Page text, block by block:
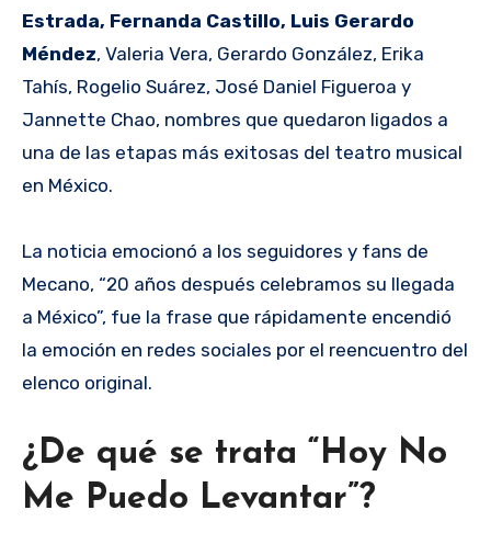
Estrada, Fernanda Castillo, Luis Gerardo
Méndez, Valeria Vera, Gerardo González, Erika
Tahís, Rogelio Suárez, José Daniel Figueroa y
Jannette Chao, nombres que quedaron ligados a
una de las etapas más exitosas del teatro musical
en México.
La noticia emocionó a los seguidores y fans de
Mecano, “20 años después celebramos su llegada
a México”, fue la frase que rápidamente encendió
la emoción en redes sociales por el reencuentro del
elenco original.
¿De qué se trata “Hoy No
Me Puedo Levantar”?